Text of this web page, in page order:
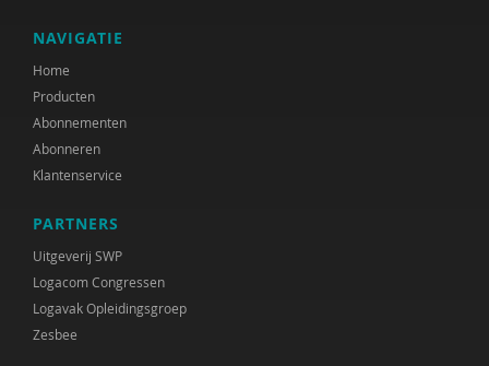
NAVIGATIE
Home
Producten
Abonnementen
Abonneren
Klantenservice
PARTNERS
Uitgeverij SWP
Logacom Congressen
Logavak Opleidingsgroep
Zesbee